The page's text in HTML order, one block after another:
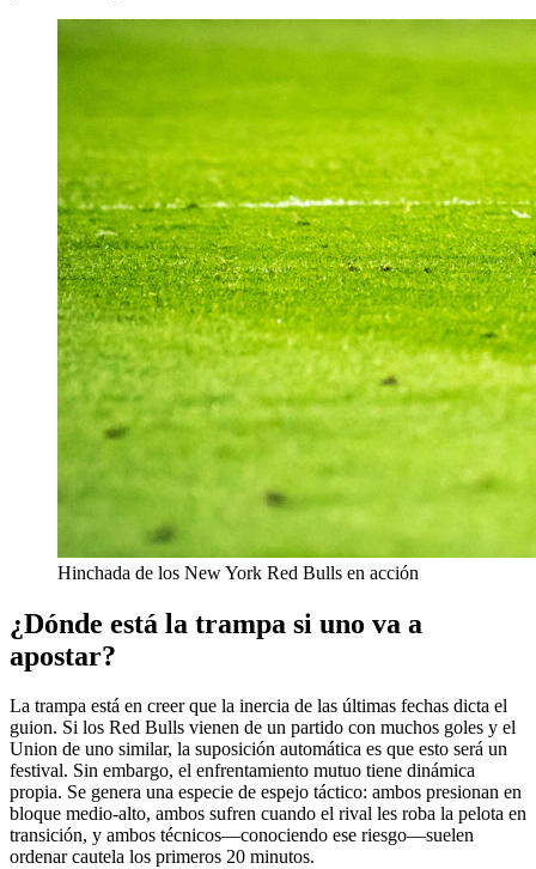
Hinchada de los New York Red Bulls en acción
¿Dónde está la trampa si uno va a
apostar?
La trampa está en creer que la inercia de las últimas fechas dicta el
guion. Si los Red Bulls vienen de un partido con muchos goles y el
Union de uno similar, la suposición automática es que esto será un
festival. Sin embargo, el enfrentamiento mutuo tiene dinámica
propia. Se genera una especie de espejo táctico: ambos presionan en
bloque medio-alto, ambos sufren cuando el rival les roba la pelota en
transición, y ambos técnicos—conociendo ese riesgo—suelen
ordenar cautela los primeros 20 minutos.